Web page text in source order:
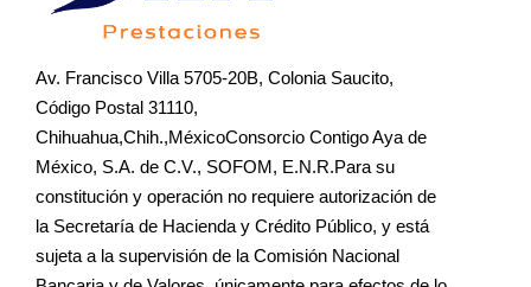
Av. Francisco Villa 5705-20B, Colonia Saucito,
Código Postal 31110,
Chihuahua,Chih.,MéxicoConsorcio Contigo Aya de
México, S.A. de C.V., SOFOM, E.N.R.Para su
constitución y operación no requiere autorización de
la Secretaría de Hacienda y Crédito Público, y está
sujeta a la supervisión de la Comisión Nacional